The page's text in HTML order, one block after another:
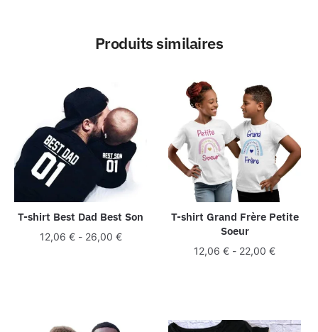
Produits similaires
T-shirt Best Dad Best Son
12,06 €- 26,00 €
T-shirt Grand Frère Petite
Soeur
12,06€ - 22,00€